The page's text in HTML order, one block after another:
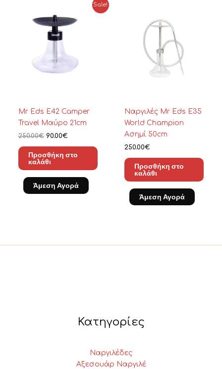
Sale!
Mr Eds E42 Camper
Travel Μαύρο 21cm
250.00€
was:
250.00€.
90.00€
τρέχουσα
τιμή
είναι:
Προσθήκη στο
καλάθι
Άμεση Αγορά
Ναργιλές Mr Eds E35
World Champion
Ασημί 50cm
250.00€
Προσθήκη στο
καλάθι
Άμεση Αγορά
Κατηγορίες
Ναργιλέδες
Αξεσουάρ Ναργιλέ